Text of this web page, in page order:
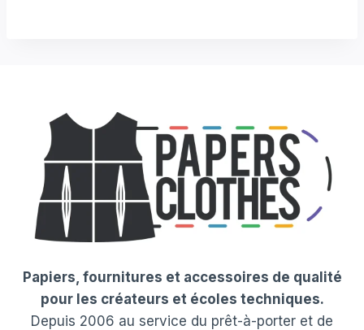
Papiers, fournitures et accessoires de qualité
pour les créateurs et écoles techniques.
Depuis 2006 au service du prêt-à-porter et de